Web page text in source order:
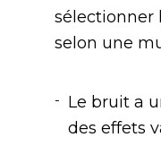
sélectionner
selon une
Le bruit a
des effets